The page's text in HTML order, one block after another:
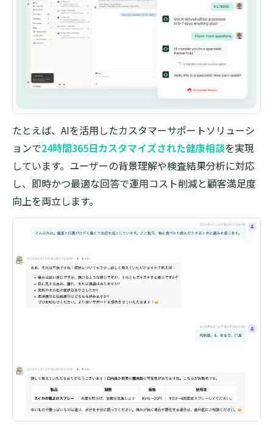
たとえば、AIを活用したカスタマーサポートソリューシ
ョンで24時間365日カスタマイズされた健康相談を実現
しています。ユーザーの背景理解や検査結果分析に対応
し、即時かつ最適な回答で運用コスト削減と顧客満足度
向上を両立します。